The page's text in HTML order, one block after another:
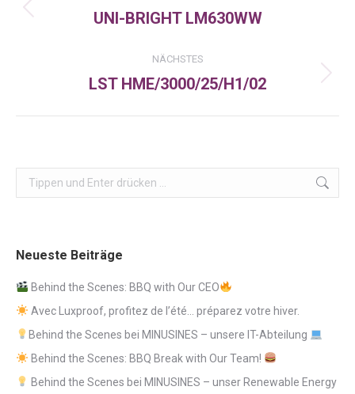
Vorheriger
UNI-BRIGHT LM630WW
NÄCHSTES
Nächster
LST HME/3000/25/H1/02
Search:
Neueste Beiträge
Behind the Scenes: BBQ with Our CEO
Avec Luxproof, profitez de l’été… préparez votre hiver.
Behind the Scenes bei MINUSINES – unsere IT-Abteilung
Behind the Scenes: BBQ Break with Our Team!
Behind the Scenes bei MINUSINES – unser Renewable Energy